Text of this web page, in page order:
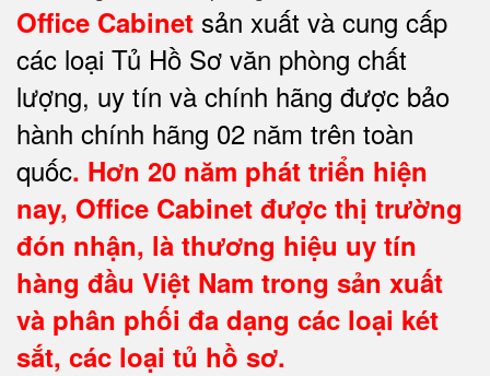
Office Cabinet sản xuất và cung cấp
các loại Tủ Hồ Sơ văn phòng chất
lượng, uy tín và chính hãng được bảo
hành chính hãng 02 năm trên toàn
quốc. Hơn 20 năm phát triển hiện
nay, Office Cabinet được thị trường
đón nhận, là thương hiệu uy tín
hàng đầu Việt Nam trong sản xuất
và phân phối đa dạng các loại két
sắt, các loại tủ hồ sơ.